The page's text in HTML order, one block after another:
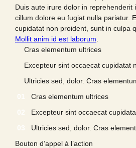
Duis aute irure dolor in reprehenderit
cillum dolore eu fugiat nulla pariatur.
cupidatat non proident, sunt in culpa
Mollit anim id est laborum
Cras elementum ultrices
Excepteur sint occaecat cupidatat
Ultricies sed, dolor. Cras
Cras elementum ultrices
Excepteur sint occaecat
Ultricies sed, dolor. Cras
Bouton d’appel à l’action